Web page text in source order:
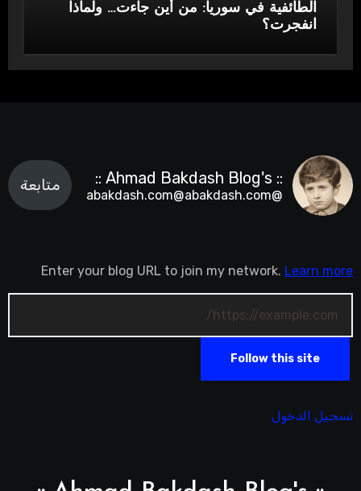
الطائفية في سوريا: من أين جاءت… ولماذا
انفجرت؟
:: Ahmad Bakdash Blog's ::
@abakdash.com@abakdash.com
متابعة
Enter your blog URL to join my network. Learn more
Follow this site
تسجيل الدخول